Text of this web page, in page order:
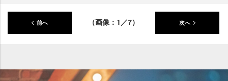
前へ （画像：1／7） 次へ